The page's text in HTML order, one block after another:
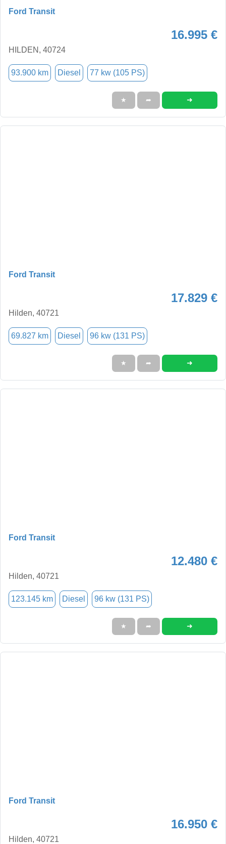
Ford Transit
16.995 €
HILDEN, 40724
93.900 km Diesel 77 kw (105 PS)
★ ➦ ➜
Ford Transit
17.829 €
Hilden, 40721
69.827 km Diesel 96 kw (131 PS)
★ ➦ ➜
Ford Transit
12.480 €
Hilden, 40721
123.145 km Diesel 96 kw (131 PS)
★ ➦ ➜
Ford Transit
16.950 €
Hilden, 40721